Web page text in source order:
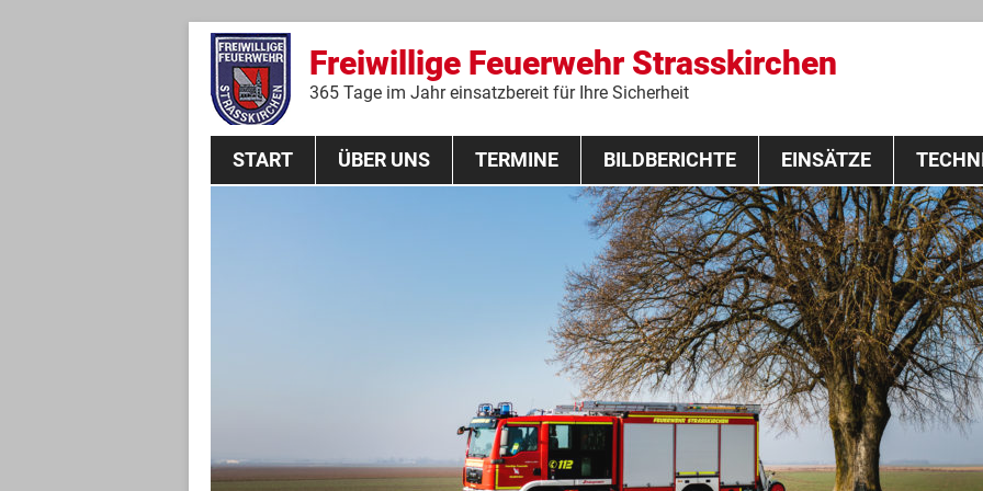
Freiwillige Feuerwehr Strasskirchen
365 Tage im Jahr einsatzbereit für Ihre Sicherheit
Zum
springen
START ÜBER UNS TERMINE
THL Lehrgang 2020
BILDBERICHTE EINSÄTZE
Fahrzeuge
Ausrüstung